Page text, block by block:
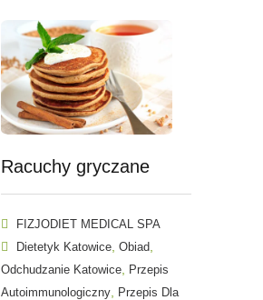
Racuchy gryczane
FIZJODIET MEDICAL SPA
Dietetyk Katowice Obiad
Odchudzanie Katowice
Przepis
Autoimmunologiczny
Przepis Dla